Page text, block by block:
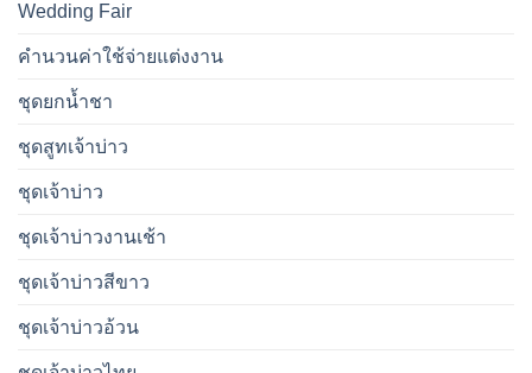
Wedding Fair
คำนวนค่าใช้จ่ายแต่งงาน
ชุดยกน้ำชา
ชุดสูทเจ้าบ่าว
ชุดเจ้าบ่าว
ชุดเจ้าบ่าวงานเช้า
ชุดเจ้าบ่าวสีขาว
ชุดเจ้าบ่าวอ้วน